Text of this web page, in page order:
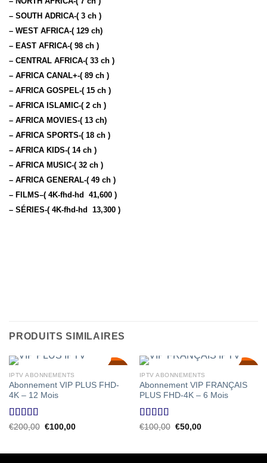
– SOUTH ADRICA-( 3 ch )
– WEST AFRICA-( 129 ch)
– EAST AFRICA-( 98 ch )
– CENTRAL AFRICA-( 33 ch )
– AFRICA CANAL+-( 89 ch )
– AFRICA GOSPEL-( 15 ch )
– AFRICA ISLAMIC-( 2 ch )
– AFRICA MOVIES-( 13 ch)
– AFRICA SPORTS-( 18 ch )
– AFRICA KIDS-( 14 ch )
– AFRICA MUSIC-( 32 ch )
– AFRICA GENERAL-( 49 ch )
– FILMS–( 4K-fhd-hd 41,600 )
– SÉRIES-( 4K-fhd-hd 13,300 )
PRODUITS SIMILAIRES
SALE!
50
SALE!
50
IPTV ABONNEMENTS
Abonnement VIP PLUS FHD-
4K – 12 Mois
Note4.58
€200,00 Le
€100,00Le
SALE!
50
IPTV ABONNEMENTS
Abonnement VIP FRANÇAIS
PLUS FHD-4K – 6 Mois
Note4.00
€100,00 Le
€50,00Le